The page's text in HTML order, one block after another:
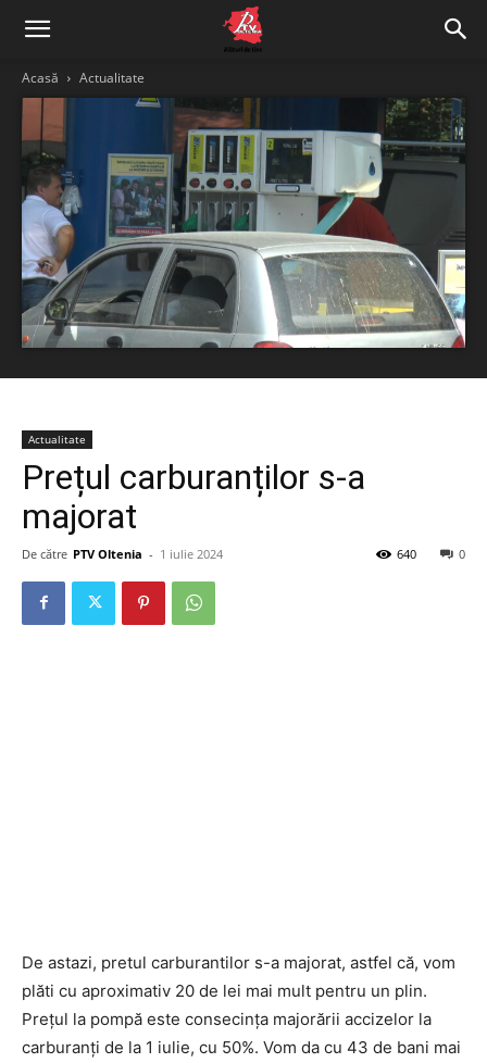
Acasă Actualitate
Actualitate
Prețul carburanților s-a
majorat
De către PTV Oltenia - 1 iulie 2024 0
640
De astazi, pretul carburantilor s-a majorat, astfel că, vom
plăti cu aproximativ 20 de lei mai mult pentru un plin.
Prețul la pompă este consecinţa majorării accizelor la
carburanți de la 1 iulie, cu 50%. Vom da cu 43 de bani mai